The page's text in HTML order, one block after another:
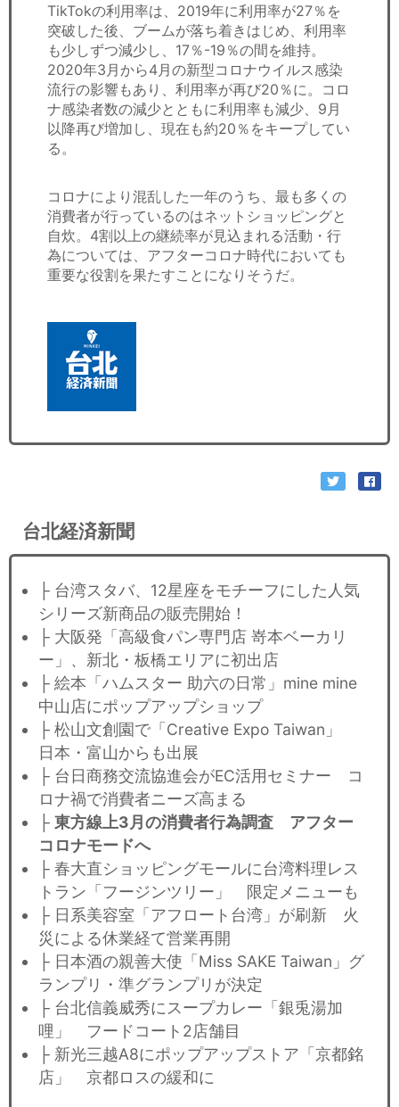
TikTokの利用率は、2019年に利用率が27％を
突破した後、ブームが落ち着きはじめ、利用率
も少しずつ減少し、17％-19％の間を維持。
2020年3月から4月の新型コロナウイルス感染
流行の影響もあり、利用率が再び20％に。コロ
ナ感染者数の減少とともに利用率も減少、9月
以降再び増加し、現在も約20％をキープしてい
る。
コロナにより混乱した一年のうち、最も多くの
消費者が行っているのはネットショッピングと
自炊。4割以上の継続率が見込まれる活動・行
為については、アフターコロナ時代においても
重要な役割を果たすことになりそうだ。
台北経済新聞
├ 台湾スタバ、12星座をモチーフにした人気
シリーズ新商品の販売開始！
├ 大阪発「高級食パン専門店 嵜本ベーカリ
ー」、新北・板橋エリアに初出店
├ 絵本「ハムスター 助六の日常」mine mine
中山店にポップアップショップ
├ 松山文創園で「Creative Expo Taiwan」
日本・富山からも出展
├ 台日商務交流協進会がEC活用セミナー コ
ロナ禍で消費者ニーズ高まる
├ 東方線上3月の消費者行為調査 アフター
コロナモードへ
├ 春大直ショッピングモールに台湾料理レス
トラン「フージンツリー」 限定メニューも
├ 日系美容室「アフロート台湾」が刷新 火
災による休業経て営業再開
├ 日本酒の親善大使「Miss SAKE Taiwan」グ
ランプリ・準グランプリが決定
├ 台北信義威秀にスープカレー「銀兎湯加
哩」 フードコート2店舗目
├ 新光三越A8にポップアップストア「京都銘
店」 京都ロスの緩和に